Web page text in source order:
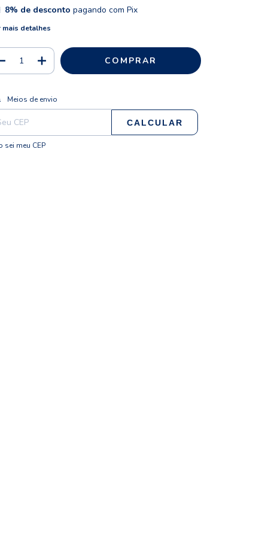
8% de desconto pagando com Pix
mais detalhes
para o CEP:
Meios de envio
CALCULAR
sei meu CEP